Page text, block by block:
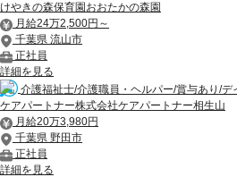
けやきの森保育園おおたかの森園
月給24万2,500円～
千葉県 流山市
正社員
詳細を見る
介護福祉士/介護職員・ヘルパー/賞与あり/
ケアパートナー株式会社ケアパートナー相生山
月給20万3,980円
千葉県 野田市
正社員
詳細を見る